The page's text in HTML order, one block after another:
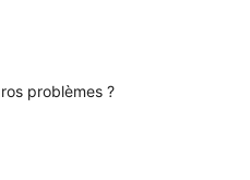
problèmes ?